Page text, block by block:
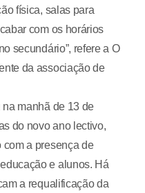
física, salas para
com os horários
secundário”, refere a O
da associação de
manhã de 13 de
do novo ano lectivo,
com a presença de
e alunos. Há
a requalificação da